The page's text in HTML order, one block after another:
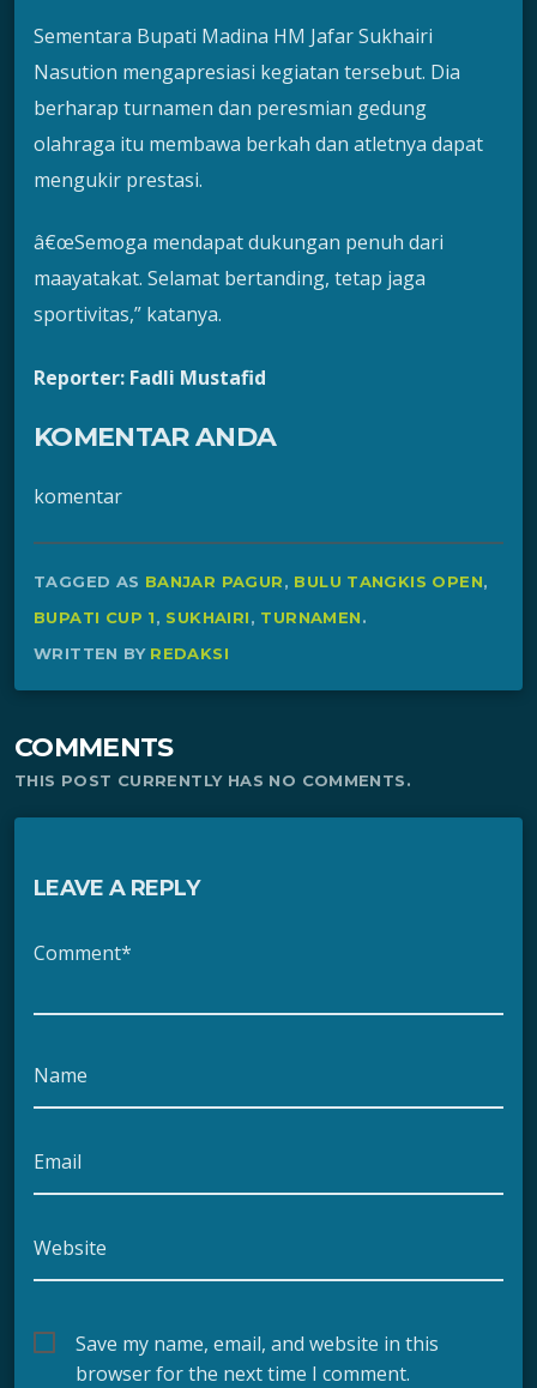
Sementara Bupati Madina HM Jafar Sukhairi
Nasution mengapresiasi kegiatan tersebut. Dia
berharap turnamen dan peresmian gedung
olahraga itu membawa berkah dan atletnya dapat
mengukir prestasi.
â€œSemoga mendapat dukungan penuh dari
maayatakat. Selamat bertanding, tetap jaga
sportivitas,” katanya.
Reporter: Fadli Mustafid
KOMENTAR ANDA
komentar
TAGGED AS BANJAR PAGUR, BULU TANGKIS OPEN,
BUPATI CUP 1, SUKHAIRI, TURNAMEN.
WRITTEN BY REDAKSI
COMMENTS
THIS POST CURRENTLY HAS NO COMMENTS.
LEAVE A REPLY
Comment*
Name
Email
Website
Save my name, email, and website in this
browser for the next time I comment.